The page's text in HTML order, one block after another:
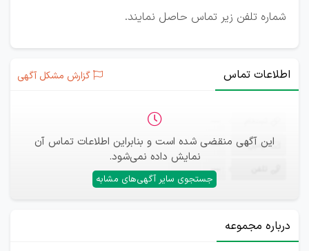
شماره تلفن زیر تماس حاصل نمایند.
اطلاعات تماس گزارش مشکل آگهی
این آگهی منقضی شده است و بنابراین اطلاعات تماس آن
نمایش داده نمی‌شود.
جستجوی سایر آگهی‌های مشابه
ایمیل —
—
درباره مجموعه